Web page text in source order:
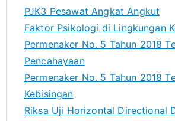
PJK3 Pesawat Angkat Angkut
Faktor Psikologi di Lingkungan
Permenaker No. 5 Tahun 2018
Pencahayaan
Permenaker No. 5 Tahun 2018
Kebisingan
Riksa Uji Horizontal Directional